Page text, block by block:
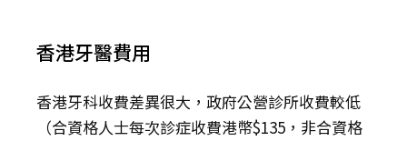
香港牙醫費用
香港牙科收費差異很大，政府公營診所收費較低
（合資格人士每次診症收費港幣$135，非合資格